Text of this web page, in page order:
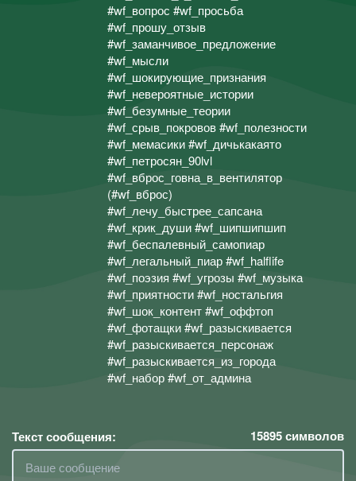
#wf_вопрос #wf_просьба
#wf_прошу_отзыв
#wf_заманчивое_предложение
#wf_мысли
#wf_шокирующие_признания
#wf_невероятные_истории
#wf_безумные_теории
#wf_срыв_покровов #wf_полезности
#wf_мемасики #wf_дичькакаято
#wf_петросян_90lvl
#wf_вброс_говна_в_вентилятор
(#wf_вброс)
#wf_лечу_быстрее_сапсана
#wf_крик_души #wf_шипшипшип
#wf_беспалевный_самопиар
#wf_легальный_пиар #wf_halflife
#wf_поэзия #wf_угрозы #wf_музыка
#wf_приятности #wf_ностальгия
#wf_шок_контент #wf_оффтоп
#wf_фотащки #wf_разыскивается
#wf_разыскивается_персонаж
#wf_разыскивается_из_города
#wf_набор #wf_от_админа
Текст сообщения: 15895символов